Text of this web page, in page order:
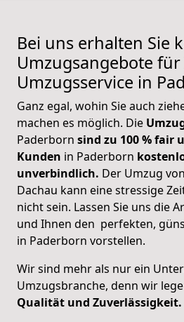
Bei uns erhalten Sie
Umzugsangebote
Umzugsservice in
Ganz egal, wohin Sie auch
machen es möglich. Die
Paderborn sind zu 100 % fair
Kunden in Paderborn
unverbindlich. Der Umzug
Dachau kann eine stressige
nicht sein. Lassen Sie uns die
und Ihnen den perfekten,
in Paderborn vorstellen.
Wir sind mehr als nur ein
Umzugsbranche, denn wir
Qualität und Zuverlässigkeit.